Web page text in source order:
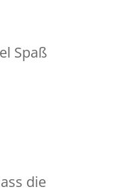
Spaß
die